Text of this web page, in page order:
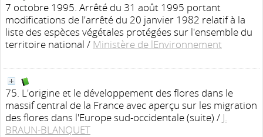
7 octobre 1995. Arrêté du 31 août 1995 portant
modifications de l'arrêté du 20 janvier 1982 relatif à la
liste des espèces végétales protégées sur l'ensemble du
territoire national / Ministère de lEnvironnement
75. L'origine et le développement des flores dans le
massif central de la France avec aperçu sur les migration
des flores dans l'Europe sud-occidentale (suite) / J.
BRAUN-BLANQUET